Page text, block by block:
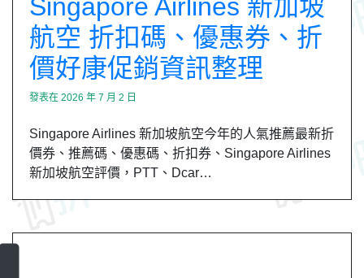
Singapore Airlines 新加坡
航空 折扣碼、優惠券、折
價好康促銷資訊整理
發表在 2026 年 7 月 2 日
Singapore Airlines 新加坡航空今年的人氣推薦最新折
價券、推薦碼、優惠碼、折扣券、Singapore Airlines
新加坡航空評價，PTT、Dcar…